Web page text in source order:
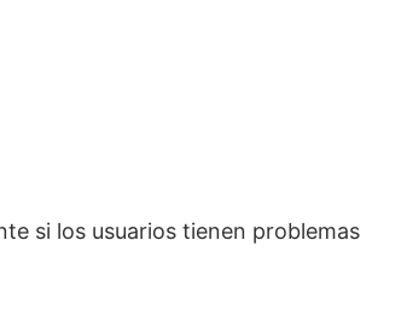
si los usuarios tienen problemas